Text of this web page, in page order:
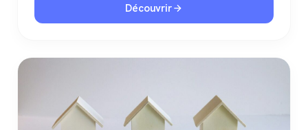
Découvrir